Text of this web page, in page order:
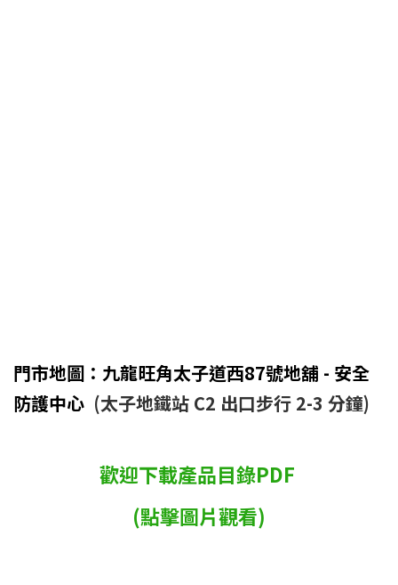
門市地圖：九龍旺角太子道西87號地舖 - 安全
防護中心 (太子地鐵站 C2 出口步行 2-3 分鐘)
歡迎下載產品目錄PDF
(點擊圖片觀看)